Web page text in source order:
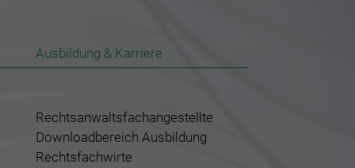
Ausbildung & Karriere
Rechtsanwaltsfachangestellte
Downloadbereich Ausbildung
Rechtsfachwirte